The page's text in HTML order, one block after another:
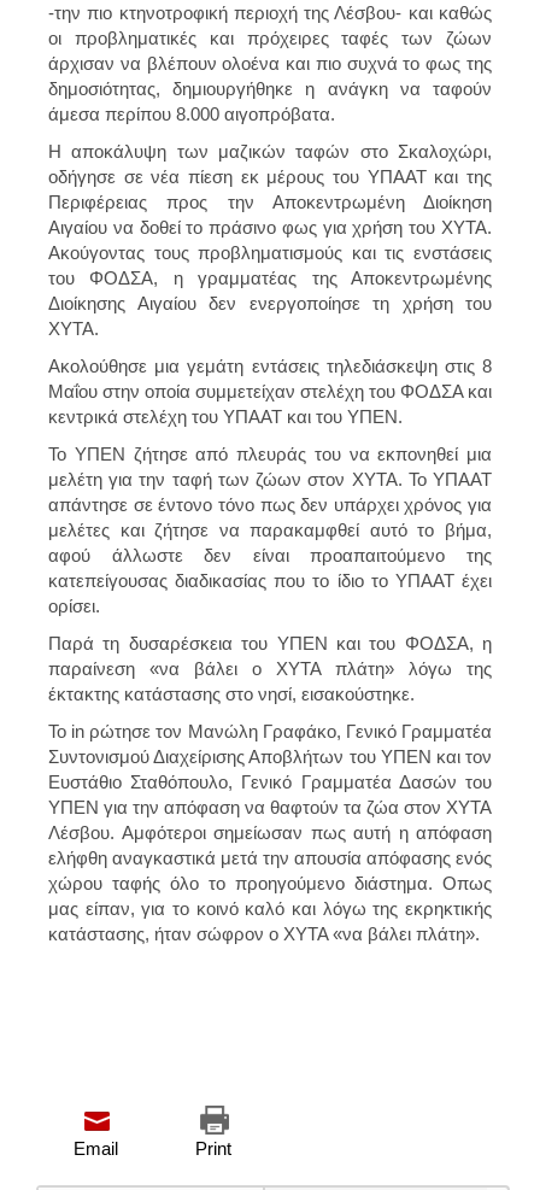
-την πιο κτηνοτροφική περιοχή της Λέσβου- και καθώς
οι προβληματικές και πρόχειρες ταφές των ζώων
άρχισαν να βλέπουν ολοένα και πιο συχνά το φως της
δημοσιότητας, δημιουργήθηκε η ανάγκη να ταφούν
άμεσα περίπου 8.000 αιγοπρόβατα.
Η αποκάλυψη των μαζικών ταφών στο Σκαλοχώρι,
οδήγησε σε νέα πίεση εκ μέρους του ΥΠΑΑΤ και της
Περιφέρειας προς την Αποκεντρωμένη Διοίκηση
Αιγαίου να δοθεί το πράσινο φως για χρήση του ΧΥΤΑ.
Ακούγοντας τους προβληματισμούς και τις ενστάσεις
του ΦΟΔΣΑ, η γραμματέας της Αποκεντρωμένης
Διοίκησης Αιγαίου δεν ενεργοποίησε τη χρήση του
ΧΥΤΑ.
Ακολούθησε μια γεμάτη εντάσεις τηλεδιάσκεψη στις 8
Μαΐου στην οποία συμμετείχαν στελέχη του ΦΟΔΣΑ και
κεντρικά στελέχη του ΥΠΑΑΤ και του ΥΠΕΝ.
Το ΥΠΕΝ ζήτησε από πλευράς του να εκπονηθεί μια
μελέτη για την ταφή των ζώων στον ΧΥΤΑ. Το ΥΠΑΑΤ
απάντησε σε έντονο τόνο πως δεν υπάρχει χρόνος για
μελέτες και ζήτησε να παρακαμφθεί αυτό το βήμα,
αφού άλλωστε δεν είναι προαπαιτούμενο της
κατεπείγουσας διαδικασίας που το ίδιο το ΥΠΑΑΤ έχει
ορίσει.
Παρά τη δυσαρέσκεια του ΥΠΕΝ και του ΦΟΔΣΑ, η
παραίνεση «να βάλει ο ΧΥΤΑ πλάτη» λόγω της
έκτακτης κατάστασης στο νησί, εισακούστηκε.
Το in ρώτησε τον Μανώλη Γραφάκο, Γενικό Γραμματέα
Συντονισμού Διαχείρισης Αποβλήτων του ΥΠΕΝ και τον
Ευστάθιο Σταθόπουλο, Γενικό Γραμματέα Δασών του
ΥΠΕΝ για την απόφαση να θαφτούν τα ζώα στον ΧΥΤΑ
Λέσβου. Αμφότεροι σημείωσαν πως αυτή η απόφαση
ελήφθη αναγκαστικά μετά την απουσία απόφασης ενός
χώρου ταφής όλο το προηγούμενο διάστημα. Οπως
μας είπαν, για το κοινό καλό και λόγω της εκρηκτικής
κατάστασης, ήταν σώφρον ο ΧΥΤΑ «να βάλει πλάτη».
Print
Email